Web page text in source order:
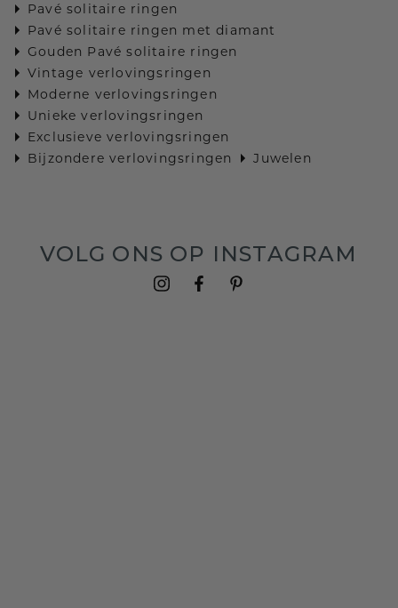
Pavé solitaire ringen
Pavé solitaire ringen met diamant
Gouden Pavé solitaire ringen
Vintage verlovingsringen
Moderne verlovingsringen
Unieke verlovingsringen
Exclusieve verlovingsringen
Bijzondere verlovingsringen
Juwelen
VOLG ONS OP INSTAGRAM